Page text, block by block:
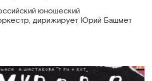
юношеский
дирижирует Юрий Башмет